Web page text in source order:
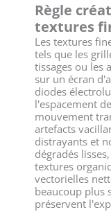
Règle
textures
Les textures
tels que les
tissages ou les
sur un écran
diodes
l'espacement
mouvement
artefacts
distrayants et
dégradés
textures
vectorielles
beaucoup plus
préservent